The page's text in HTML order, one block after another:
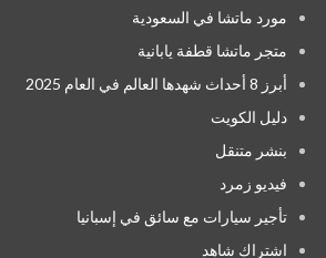
مورد ماتشا في السعودية
متجر ماتشا قطفة يابانية
أبرز 8 أحداث شهدها العالم في العام 2025
دليل الكويت
بنشر متنقل
فيديو زمرد
تأجير سيارات مع سائق في إسبانيا
اشتراك شاهد